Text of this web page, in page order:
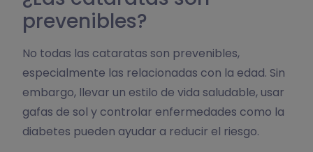
prevenibles?
No todas las cataratas son prevenibles,
especialmente las relacionadas con la edad. Sin
embargo, llevar un estilo de vida saludable, usar
gafas de sol y controlar enfermedades como la
diabetes pueden ayudar a reducir el riesgo.